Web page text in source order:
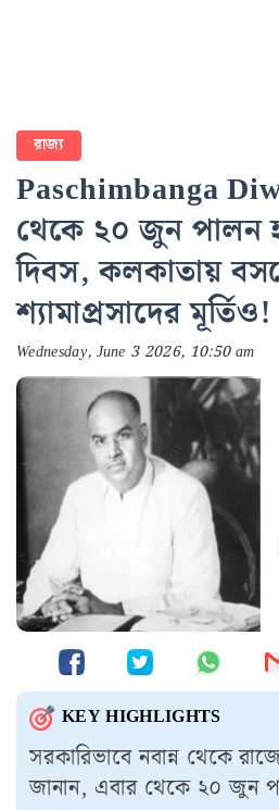
রাজ্য
Paschimbanga
থেকে ২০ জুন পালন
দিবস, কলকাতায়
শ্যামাপ্রসাদের মূর্তিও!
Wednesday, June 3 2026, 10:50 am
KEY HIGHLIGHTS
সরকারিভাবে নবান্ন থেকে
জানান, এবার থেকে ২০ জুন